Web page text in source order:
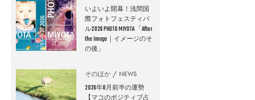
いよいよ開幕！浅間国
際フォトフェスティバ
ル2026 PHOTO MIYOTA 「After
the Image｜イメージのそ
の後」
そのほか NEWS
2026年8月前半の運勢
【マコのポジティブ占